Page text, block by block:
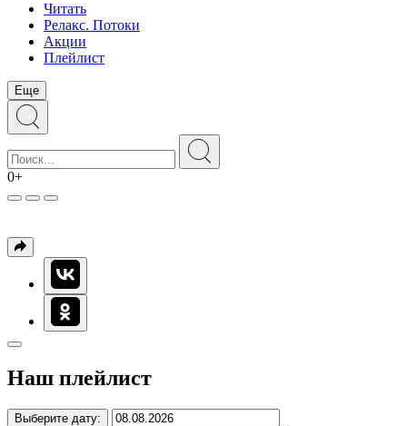
Читать
Релакс. Потоки
Акции
Плейлист
Еще
0+
Наш плейлист
Выберите дату: